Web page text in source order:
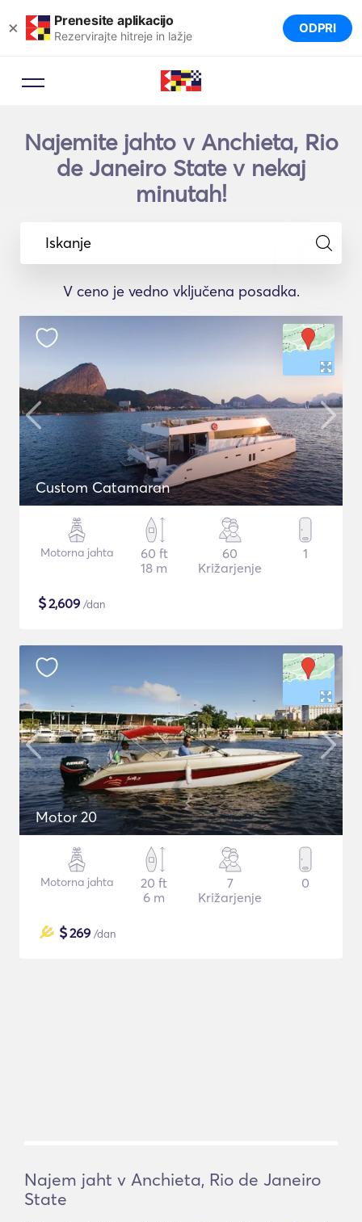
× Prenesite aplikacijo
Rezervirajte hitreje in lažje ODPRI
Najemite jahto v Anchieta, Rio
de Janeiro State v nekaj
minutah!
Iskanje
V ceno je vedno vključena posadka.
Custom Catamaran
Motorna jahta
60 ft
18 m
60
Križarjenje
1
$2,609 /dan
Motor 20
Motorna jahta
20 ft
6 m
7
Križarjenje
0
$269 /dan
Najem jaht v Anchieta, Rio de Janeiro
State